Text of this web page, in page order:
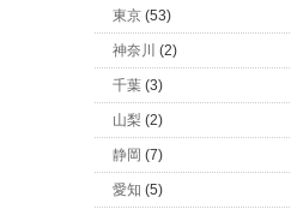
東京 (53)
神奈川 (2)
千葉 (3)
山梨 (2)
静岡 (7)
愛知 (5)